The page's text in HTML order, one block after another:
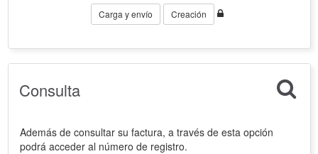
Carga y envío Creación
Consulta
Además de consultar su factura, a través de esta opción
podrá acceder al número de registro.